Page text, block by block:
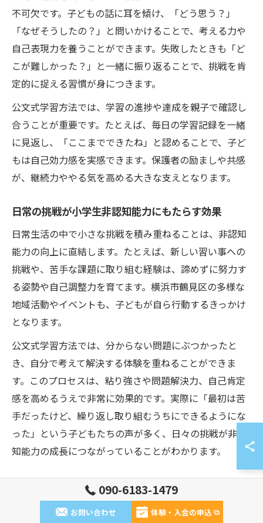
不可欠です。子どもの話に耳を傾け、「どう思う？」
「なぜそうしたの？」と問いかけることで、考える力や
自己表現力を養うことができます。失敗したときも「ど
こが難しかった？」と一緒に振り返ることで、挑戦を肯
定的に捉える習慣が身につきます。
公文式学習方法では、学習の進捗や達成を親子で確認し
合うことが重要です。たとえば、毎日の学習記録を一緒
に見返し、「ここまでできたね」と認めることで、子ど
もは自己効力感を実感できます。保護者の励ましや共感
が、継続力ややる気を高める大きな支えとなります。
日常の挑戦が小学生非認知能力にもたらす効果
日常生活の中で小さな挑戦を積み重ねることは、非認知
能力の向上に直結します。たとえば、新しい習い事への
挑戦や、苦手な課題に取り組む経験は、諦めずに努力す
る姿勢や自己調整力を育てます。横浜市鶴見区の多様な
地域活動やイベントも、子どもが自ら行動するきっかけ
となります。
公文式学習方法では、分からない問題にぶつかったと
き、自分で考えて解決する体験を重ねることができま
す。このプロセスは、粘り強さや問題解決力、自己肯定
感を高めるうえで非常に効果的です。実際に「最初は苦
手だったけど、繰り返し取り組むうちにできるようにな
った」という子どもたちの声が多く、日々の挑戦が非認
知能力の成長につながっていることがわかります。
伸ばしたい非認知能力と活動選びの
090-6183-1479
お問い合わせ 体験・入会の申込